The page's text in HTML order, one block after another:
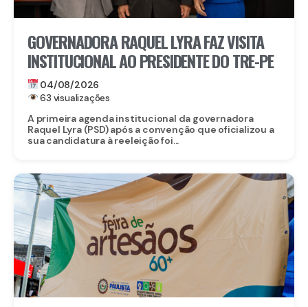
GOVERNADORA RAQUEL LYRA FAZ VISITA
INSTITUCIONAL AO PRESIDENTE DO TRE-PE
04/08/2026
63 visualizações
A primeira agenda institucional da governadora
Raquel Lyra (PSD) após a convenção que oficializou a
sua candidatura à reeleição foi...